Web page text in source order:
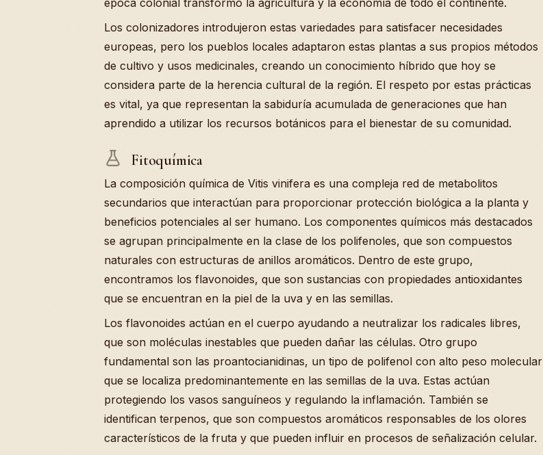
Los colonizadores introdujeron estas variedades para satisfacer necesidades
europeas, pero los pueblos locales adaptaron estas plantas a sus propios métodos
de cultivo y usos medicinales, creando un conocimiento híbrido que hoy se
considera parte de la herencia cultural de la región. El respeto por estas prácticas
es vital, ya que representan la sabiduría acumulada de generaciones que han
aprendido a utilizar los recursos botánicos para el bienestar de su comunidad.
Fitoquímica
La composición química de Vitis vinifera es una compleja red de metabolitos
secundarios que interactúan para proporcionar protección biológica a la planta y
beneficios potenciales al ser humano. Los componentes químicos más destacados
se agrupan principalmente en la clase de los polifenoles, que son compuestos
naturales con estructuras de anillos aromáticos. Dentro de este grupo,
encontramos los flavonoides, que son sustancias con propiedades antioxidantes
que se encuentran en la piel de la uva y en las semillas.
Los flavonoides actúan en el cuerpo ayudando a neutralizar los radicales libres,
que son moléculas inestables que pueden dañar las células. Otro grupo
fundamental son las proantocianidinas, un tipo de polifenol con alto peso molecular
que se localiza predominantemente en las semillas de la uva. Estas actúan
protegiendo los vasos sanguíneos y regulando la inflamación. También se
identifican terpenos, que son compuestos aromáticos responsables de los olores
característicos de la fruta y que pueden influir en procesos de señalización celular.